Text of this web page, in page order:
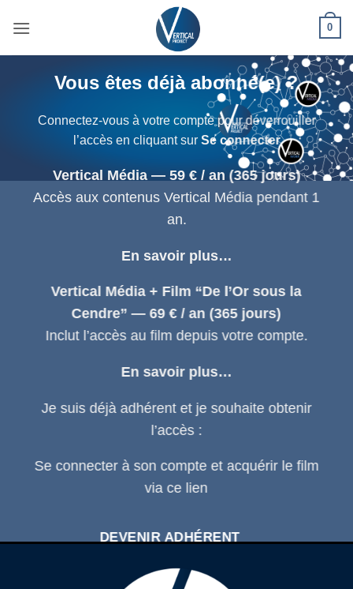
0
Vous êtes déjà abonné(e) ?
Connectez-vous à votre compte pour déverrouiller
l’accès en cliquant sur Se connecter
Vertical Média — 59 € / an (365 jours)
Accès aux contenus Vertical Média pendant 1
an.
En savoir plus…
Vertical Média + Film “De l’Or sous la
Cendre” — 69 € / an (365 jours)
Inclut l’accès au film depuis votre compte.
En savoir plus…
Je suis déjà adhérent et je souhaite obtenir
l’accès :
Se connecterà son compte et acquérir le film
via ce lien
DEVENIR ADHÉRENT